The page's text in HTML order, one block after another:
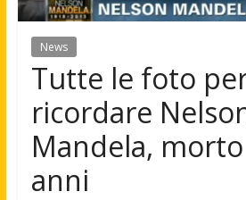
News
Tutte le foto
ricordare
Mandela,
anni